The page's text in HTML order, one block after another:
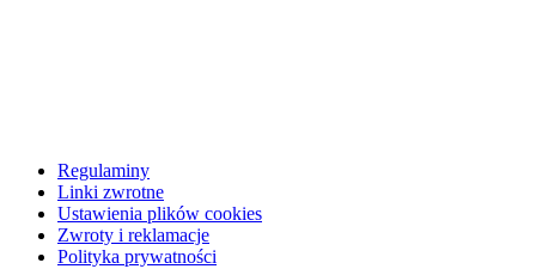
Regulaminy
Linki zwrotne
Ustawienia plików cookies
Zwroty i reklamacje
Polityka prywatności